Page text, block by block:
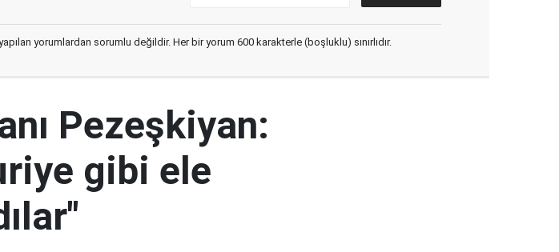
yorumlardan sorumlu değildir. Her bir yorum 600 karakterle (boşluklu) sınırlıdır.
Pezeşkiyan:
gibi ele